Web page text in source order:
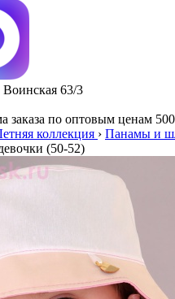
Воинская 63/3
заказа по оптовым ценам
коллекция › Панамы и
(50-52)